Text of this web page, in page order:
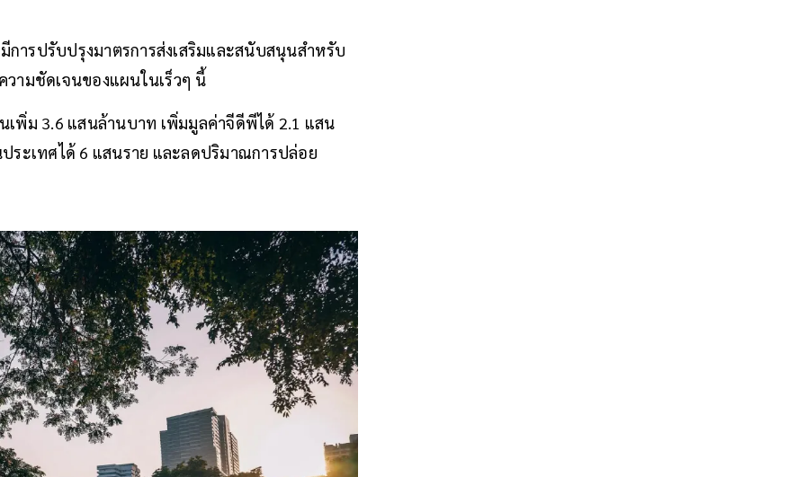
ารปรับปรุงมาตรการส่งเสริมและสนับสนุนสำหรับ
ามชัดเจนของแผนในเร็วๆ นี้
เพิ่ม 3.6 แสนล้านบาท เพิ่มมูลค่าจีดีพีได้ 2.1 แสน
ระเทศได้ 6 แสนราย และลดปริมาณการปล่อย